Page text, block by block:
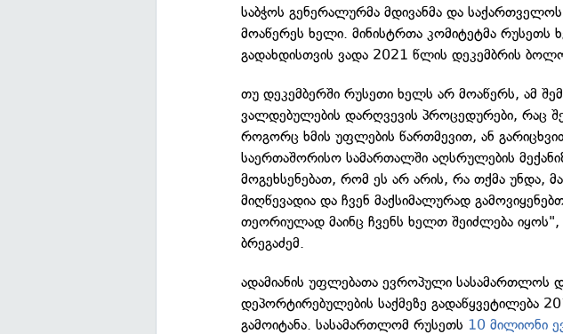
საბჭოს გენერალურმა მდივანმა და
მოაწერეს ხელი. მინისტრთა კომიტეტმა რუსეთს
გადახდისთვის ვადა 2021 წლის დეკემბრის
თუ დეკემბერში რუსეთი ხელს არ მოაწერს, ამ
ვალდებულების დარღვევის პროცედურები, რაც
როგორც ხმის უფლების წართმევით, ან
საერთაშორისო სამართალში აღსრულების
მოგეხსენებათ, რომ ეს არ არის, რა თქმა უნდა,
მიღწევადია და ჩვენ მაქსიმალურად
თეორიულად მაინც ჩვენს ხელთ შეიძლება იყოს",
ბრეგაძემ.
ადამიანის უფლებათა ევროპული სასამართლოს
დეპორტირებულების საქმეზე გადაწყვეტილება
გამოიტანა. სასამართლომ რუსეთს 10 მილიონი